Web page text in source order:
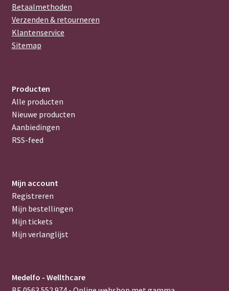
Betaalmethoden
Verzenden & retourneren
Klantenservice
Sitemap
Producten
Alle producten
Nieuwe producten
Aanbiedingen
RSS-feed
Mijn account
Registreren
Mijn bestellingen
Mijn tickets
Mijn verlanglijst
Medelfo - Wellthcare